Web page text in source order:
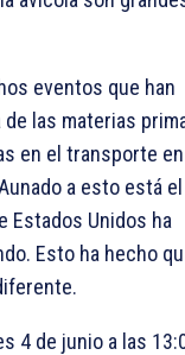
eventos que han
las materias
en el transporte
a esto está el
Estados Unidos ha
Esto ha hecho
4 de junio a las